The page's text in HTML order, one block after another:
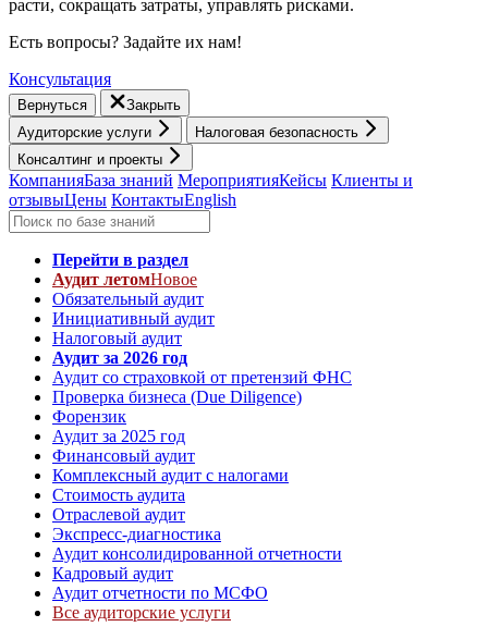
расти, cокращать затраты, управлять рисками.
Есть вопросы? Задайте их нам!
Консультация
Вернуться
Закрыть
Аудиторские услуги
Налоговая безопасность
Консалтинг и проекты
КомпанияБаза знаний МероприятияКейсы Клиенты и
отзывыЦены КонтактыEnglish
Перейти в раздел
Аудит летомНовое
Обязательный аудит
Инициативный аудит
Налоговый аудит
Аудит за 2026 год
Аудит со страховкой от претензий ФНС
Проверка бизнеса (Due Diligence)
Форензик
Аудит за 2025 год
Финансовый аудит
Комплексный аудит с налогами
Стоимость аудита
Отраслевой аудит
Экспресс-диагностика
Аудит консолидированной отчетности
Кадровый аудит
Аудит отчетности по МСФО
Все аудиторские услуги